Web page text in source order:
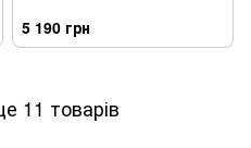
5 190 грн
11 товарів